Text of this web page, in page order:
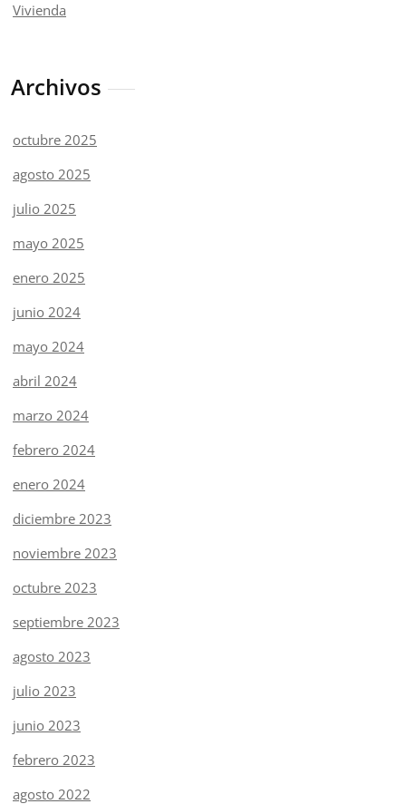
Vivienda
Archivos
octubre 2025
agosto 2025
julio 2025
mayo 2025
enero 2025
junio 2024
mayo 2024
abril 2024
marzo 2024
febrero 2024
enero 2024
diciembre 2023
noviembre 2023
octubre 2023
septiembre 2023
agosto 2023
julio 2023
junio 2023
febrero 2023
agosto 2022